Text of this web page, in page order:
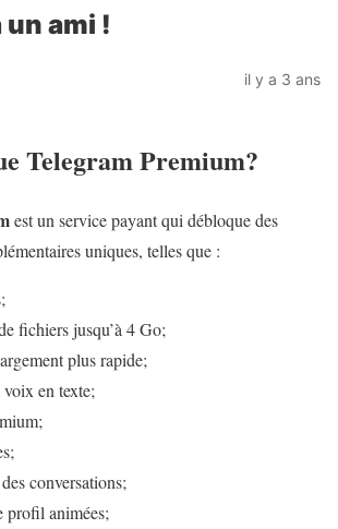
ami !
il y a 3 ans
Telegram Premium?
est un service payant qui débloque des
uniques, telles que :
fichiers jusqu’à 4 Go;
plus rapide;
en texte;
conversations;
profil animées;